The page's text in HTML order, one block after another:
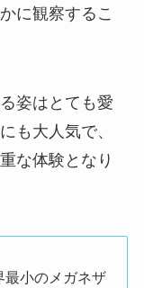
に観察するこ
姿はとても愛
も大人気で、
な体験となり
最小のメガネザ